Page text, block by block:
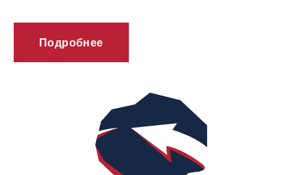
Подробнее